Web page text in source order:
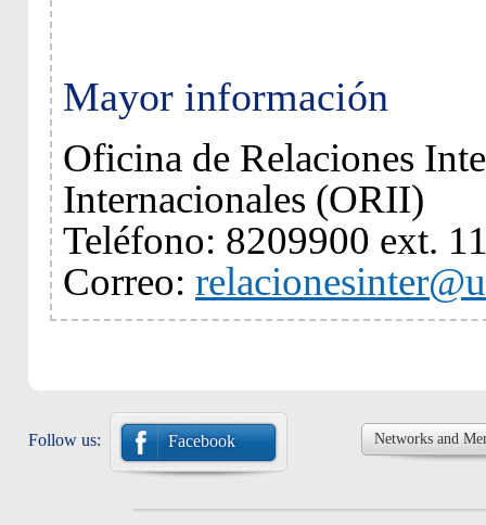
Mayor información
Oficina de Relaciones
Internacionales (ORII)
Teléfono: 8209900 ext.
Correo:
Follow us: Facebook Networks and